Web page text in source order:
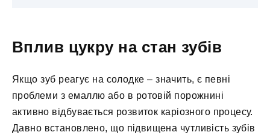
Вплив цукру на стан зубів
Якщо зуб реагує на солодке – значить, є певні
проблеми з емаллю або в ротовій порожнині
активно відбувається розвиток каріозного процесу.
Давно встановлено, що підвищена чутливість зубів